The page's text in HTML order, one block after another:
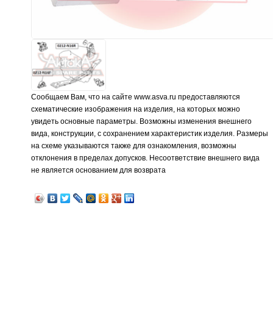
Сообщаем Вам, что на сайте www.asva.ru предоставляются
схематические изображения на изделия, на которых можно
увидеть основные параметры. Возможны изменения внешнего
вида, конструкции, с сохранением характеристик изделия. Размеры
на схеме указываются также для ознакомления, возможны
отклонения в пределах допусков. Несоответствие внешнего вида
не является основанием для возврата